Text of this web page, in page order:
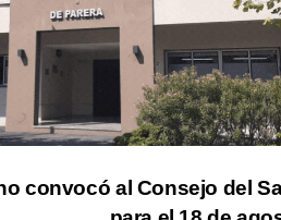
convocó al Consejo del